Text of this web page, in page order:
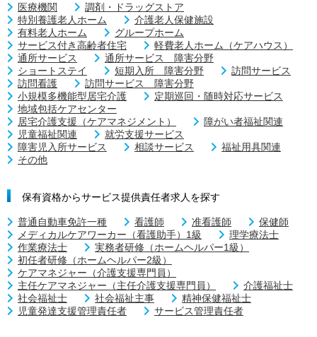
医療機関
調剤・ドラッグストア
特別養護老人ホーム
介護老人保健施設
有料老人ホーム
グループホーム
サービス付き高齢者住宅
軽費老人ホーム（ケアハウス）
通所サービス
通所サービス 障害分野
ショートステイ
短期入所 障害分野
訪問サービス
訪問看護
訪問サービス 障害分野
小規模多機能型居宅介護
定期巡回・随時対応サービス
地域包括ケアセンター
居宅介護支援（ケアマネジメント）
障がい者福祉関連
児童福祉関連
就労支援サービス
障害児入所サービス
相談サービス
福祉用具関連
その他
保有資格からサービス提供責任者求人を探す
普通自動車免許一種 看護師 准看護師
保健師
メディカルケアワーカー（看護助手）1級
理学療法士
作業療法士
実務者研修（ホームヘルパー1級）
初任者研修（ホームヘルパー2級）
ケアマネジャー（介護支援専門員）
主任ケアマネジャー（主任介護支援専門員）
介護福祉士
社会福祉士
社会福祉主事
精神保健福祉士
児童発達支援管理責任者
サービス管理責任者